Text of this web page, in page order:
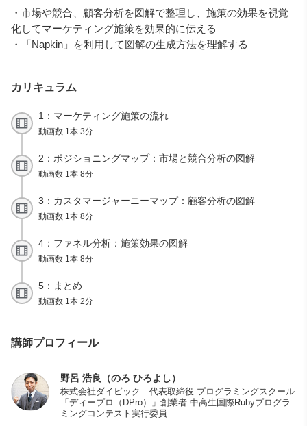
・市場や競合、顧客分析を図解で整理し、施策の効果を視覚
化してマーケティング施策を効果的に伝える
・「Napkin」を利用して図解の生成方法を理解する
カリキュラム
1：マーケティング施策の流れ
動画数 1本 3分
2：ポジショニングマップ：市場と競合分析の図解
動画数 1本 8分
3：カスタマージャーニーマップ：顧客分析の図解
動画数 1本 8分
4：ファネル分析：施策効果の図解
動画数 1本 8分
5：まとめ
動画数 1本 2分
講師プロフィール
野呂 浩良（のろ ひろよし）
株式会社ダイビック 代表取締役 プログラミングスクール
「ディープロ（DPro）」創業者 中高生国際Rubyプログラ
ミングコンテスト実行委員